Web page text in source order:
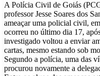
A Polícia Civil de Goiás
professor Jesse Soares dos
ameaçar uma policial civil,
ocorreu no último dia 17,
investigado voltou a enviar
cartas, mesmo estando sob
Segundo a polícia, uma das
procurou novamente a